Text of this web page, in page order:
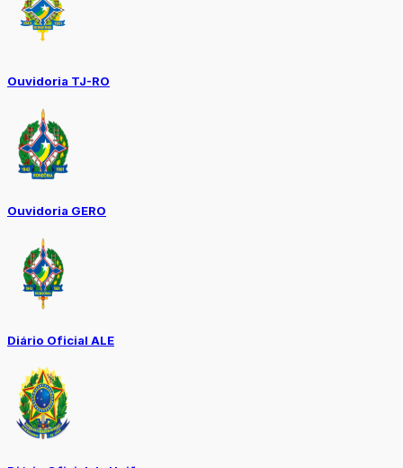
Ouvidoria TJ-RO
Ouvidoria GERO
Diário Oficial ALE